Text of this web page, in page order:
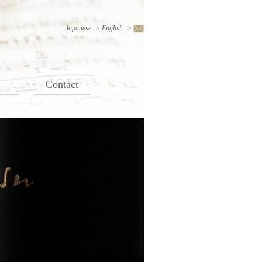
Japanese -> English ->
Contact